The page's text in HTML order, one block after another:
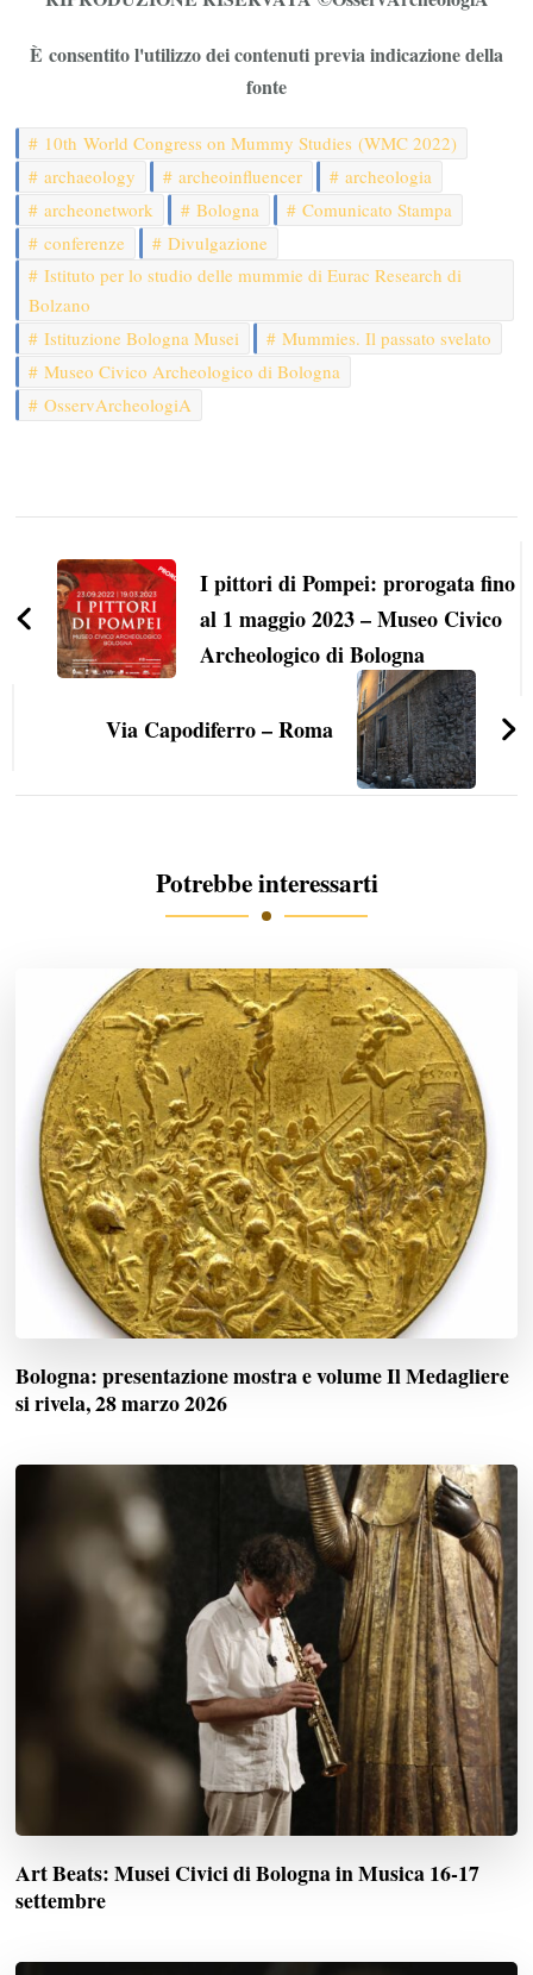
È consentito l'utilizzo dei contenuti previa indicazione della
fonte
10th World Congress on Mummy Studies (WMC 2022)
archaeology
archeoinfluencer
archeologia
archeonetwork
Bologna
Comunicato Stampa
conferenze
Divulgazione
Istituto per lo studio delle mummie di Eurac Research di
Bolzano
Istituzione Bologna Musei
Mummies. Il passato svelato
Museo Civico Archeologico di Bologna
OsservArcheologiA
Navigazione
articoli
I pittori di Pompei: prorogata fino
al 1 maggio 2023 – Museo Civico
Archeologico di Bologna
Via Capodiferro – Roma
Potrebbe interessarti
Bologna: presentazione mostra e volume Il Medagliere
si rivela, 28 marzo 2026
Art Beats: Musei Civici di Bologna in Musica 16-17
settembre